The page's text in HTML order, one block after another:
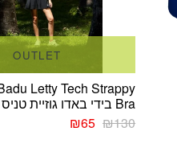
OUTLET
Letty Tech Strappy
Bra בידי באדו גוזיית טניס נשים
₪130
המחיר
₪65 המחיר